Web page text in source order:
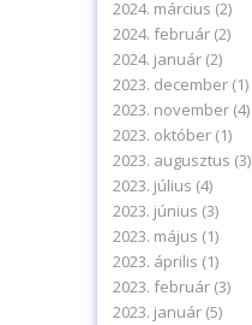
2024. március (2)
2024. február(2)
2024. január(2)
2023. december(1)
2023. november(4)
2023. október(1)
2023. augusztus (3)
2023. július (4)
2023. június (3)
2023. május (1)
2023. április (1)
2023. február(3)
2023. január(5)